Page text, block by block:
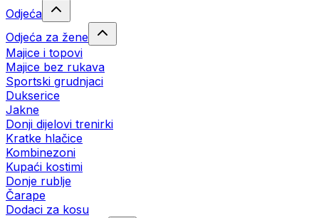
Odjeća
Odjeća za žene
Majice i topovi
Majice bez rukava
Sportski grudnjaci
Dukserice
Jakne
Donji dijelovi trenirki
Kratke hlačice
Kombinezoni
Kupaći kostimi
Donje rublje
Čarape
Dodaci za kosu